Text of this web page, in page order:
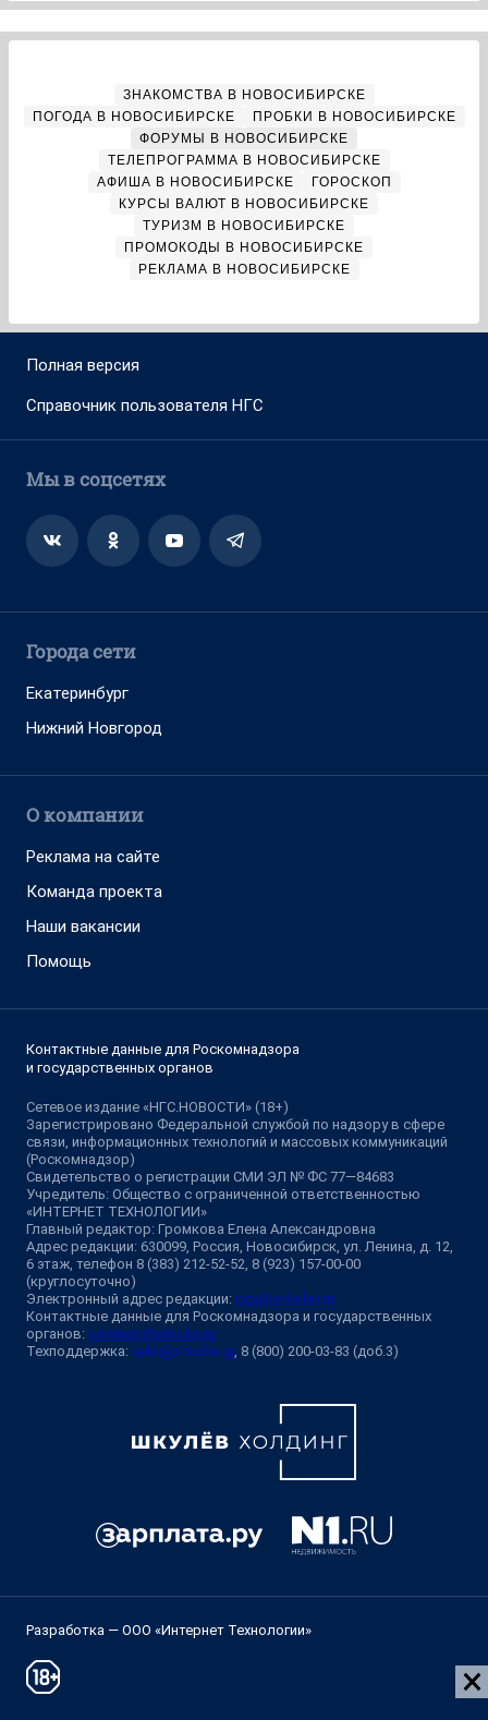
ЗНАКОМСТВА В НОВОСИБИРСКЕ
ПОГОДА В НОВОСИБИРСКЕ
ПРОБКИ В НОВОСИБИРСКЕ
ФОРУМЫ В НОВОСИБИРСКЕ
ТЕЛЕПРОГРАММА В НОВОСИБИРСКЕ
АФИША В НОВОСИБИРСКЕ
ГОРОСКОП
КУРСЫ ВАЛЮТ В НОВОСИБИРСКЕ
ТУРИЗМ В НОВОСИБИРСКЕ
ПРОМОКОДЫ В НОВОСИБИРСКЕ
РЕКЛАМА В НОВОСИБИРСКЕ
Полная версия
Справочник пользователя НГС
Мы в соцсетях
Города сети
Екатеринбург
Нижний Новгород
О компании
Реклама на сайте
Команда проекта
Наши вакансии
Помощь
Контактные данные для Роскомнадзора
и государственных органов
Сетевое издание «НГС.НОВОСТИ» (18+)
Зарегистрировано Федеральной службой по надзору в сфере
связи, информационных технологий и массовых коммуникаций
(Роскомнадзор)
Свидетельство о регистрации СМИ ЭЛ № ФС 77—84683
Учредитель: Общество с ограниченной ответственностью
«ИНТЕРНЕТ ТЕХНОЛОГИИ»
Главный редактор: Громкова Елена Александровна
Адрес редакции: 630099, Россия, Новосибирск, ул. Ленина, д. 12,
6 этаж, телефон 8 (383) 212-52-52, 8 (923) 157-00-00
(круглосуточно)
Электронный адрес редакции: ngs@shkulev.ru
Контактные данные для Роскомнадзора и государственных
органов: juristnsk@shkulev.ru
Техподдержка: help@shkulev.ru , 8 (800) 200-03-83 (доб.3)
Разработка — ООО «Интернет Технологии»